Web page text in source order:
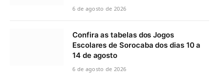
6 de agosto de 2026
Confira as tabelas dos Jogos
Escolares de Sorocaba dos dias 10 a
14 de agosto
6 de agosto de 2026